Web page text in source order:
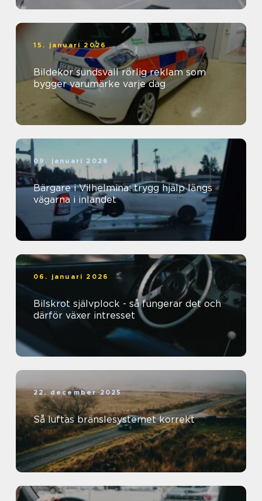
15. januari 2026
Bildekor sundsvall rörlig reklam som
bygger varumärke varje dag
09. januari 2026
Bärgare i Vilhelmina: trygg hjälp längs
vägarna i inlandet
06. januari 2026
Bilskrot självplock - så fungerar det och
därför växer intresset
22. december 2025
Så luftas bränslesystemet korrekt